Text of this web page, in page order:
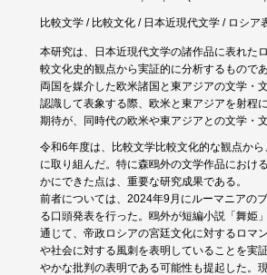
比較文学 / 比較文化 / 日本近現代文学 / ロシ
本研究は、日本近現代文学の諸作品に表れた
較文化史的観点から実証的に分析するもので
両国を媒介した欧米諸国と東アジアの文学・
認識して表象する際、欧米と東アジアを射程
期待が、同時代の欧米や東アジアとの文学・
令和6年度は、比較文学比較文化的な観点か
に取り組んだ。特に森鴎外の文学作品におけ
かにできた点は、重要な研究成果である。
前者については、2024年9月にルーマニアの
る口頭発表を行った。鴎外が短編小説「舞姫
通じて、帝政ロシアの宮廷文化に対するロマ
や社会に対する風刺を表明していることを実
やかな批判の表明である可能性も提起した。